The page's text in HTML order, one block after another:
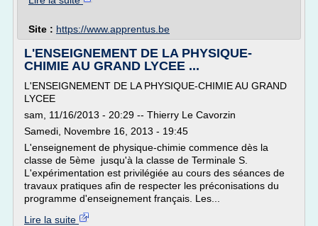
Site : https://www.apprentus.be
L'ENSEIGNEMENT DE LA PHYSIQUE-
CHIMIE AU GRAND LYCEE ...
L'ENSEIGNEMENT DE LA PHYSIQUE-CHIMIE AU GRAND
LYCEE
sam, 11/16/2013 - 20:29 -- Thierry Le Cavorzin
Samedi, Novembre 16, 2013 - 19:45
L'enseignement de physique-chimie commence dès la
classe de 5ème jusqu'à la classe de Terminale S.
L'expérimentation est privilégiée au cours des séances de
travaux pratiques afin de respecter les préconisations du
programme d'enseignement français. Les...
Lire la suite